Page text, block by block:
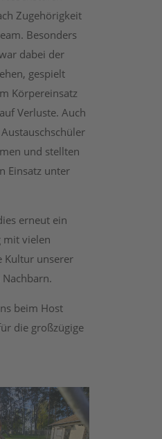
Zugehörigkeit
Besonders
dabei der
gespielt
Körpereinsatz
Verluste. Auch
und stellten
Einsatz unter
erneut ein
mit vielen
Kultur unserer
beim Host
die großzügige